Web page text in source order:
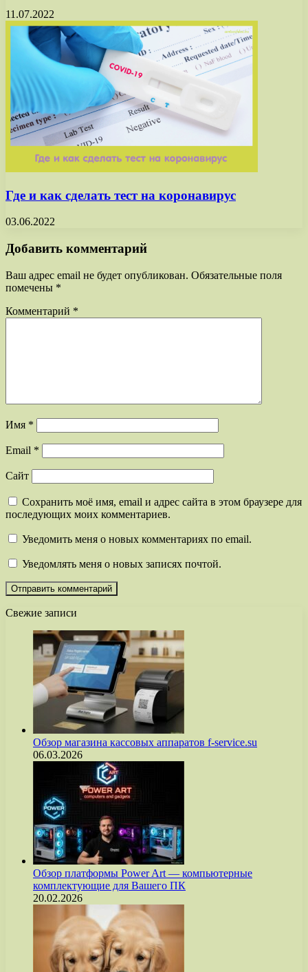
11.07.2022
Где и как сделать тест на коронавирус
03.06.2022
Добавить комментарий
Ваш адрес email не будет опубликован. Обязательные поля
помечены *
Комментарий *
Имя *
Email *
Сайт
Сохранить моё имя, email и адрес сайта в этом браузере для
последующих моих комментариев.
Уведомить меня о новых комментариях по email.
Уведомлять меня о новых записях почтой.
Свежие записи
Обзор магазина кассовых аппаратов f-service.su
06.03.2026
Обзор платформы Power Art — компьютерные
комплектующие для Вашего ПК
20.02.2026